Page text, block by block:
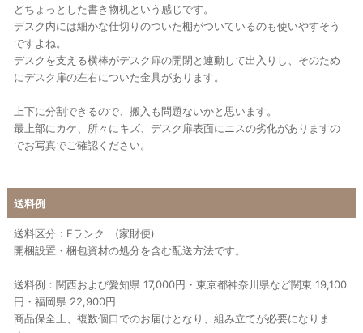
どちょっとした書き物机という感じです。
デスク内には細かな仕切りのついた棚がついているのも使いやすそう
ですよね。
デスクを支える横棒がデスク扉の開閉と連動して出入りし、そのため
にデスク扉の左右についた金具があります。
上下に分割できるので、搬入も問題ないかと思います。
最上部にカケ、所々にキズ、デスク扉表面にニスの劣化がありますの
でお写真でご確認ください。
送料例
送料区分：Eランク (家財便)
開梱設置・梱包資材の処分を含む配送方法です。
送料例：関西および愛知県 17,000円・東京都神奈川県など関東 19,100
円・福岡県 22,900円
商品保全上、複数個口でのお届けとなり、組み立てが必要になりま